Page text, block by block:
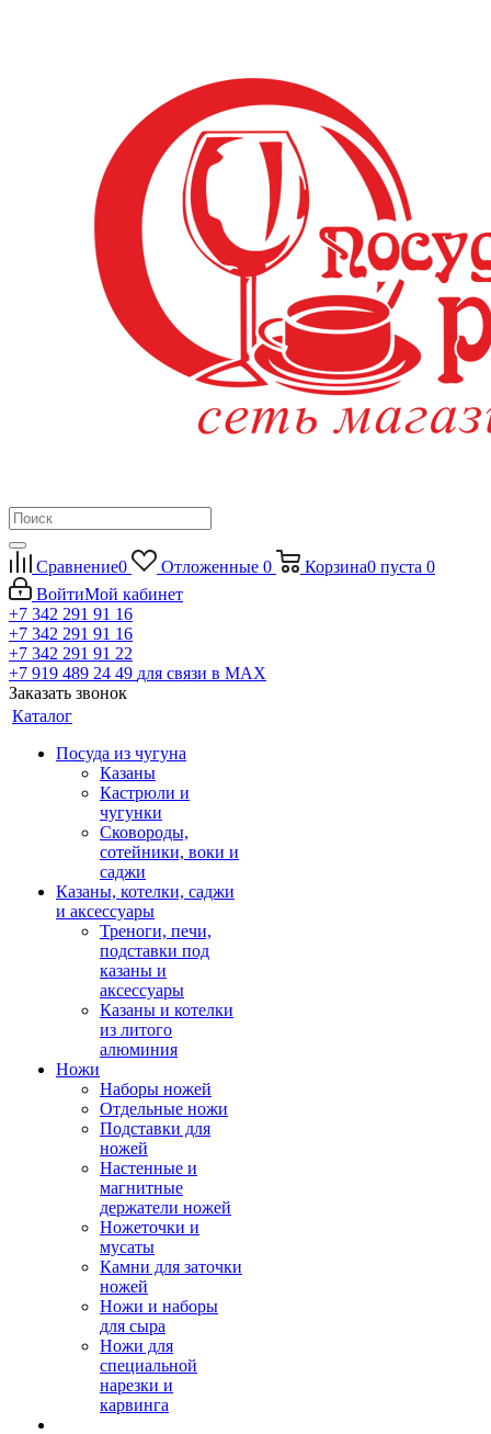
Сравнение0 Отложенные 0 Корзина0 пуста 0
ВойтиМой кабинет
+7 342 291 91 16
+7 342 291 91 16
+7 342 291 91 22
+7 919 489 24 49 для связи в МАХ
Заказать звонок
Каталог
Посуда из чугуна
Казаны
Кастрюли и
чугунки
Сковороды,
сотейники, воки и
саджи
Казаны, котелки, саджи
и аксессуары
Треноги, печи,
подставки под
казаны и
аксессуары
Казаны и котелки
из литого
алюминия
Ножи
Наборы ножей
Отдельные ножи
Подставки для
ножей
Настенные и
магнитные
держатели ножей
Ножеточки и
мусаты
Камни для заточки
ножей
Ножи и наборы
для сыра
Ножи для
специальной
нарезки и
карвинга